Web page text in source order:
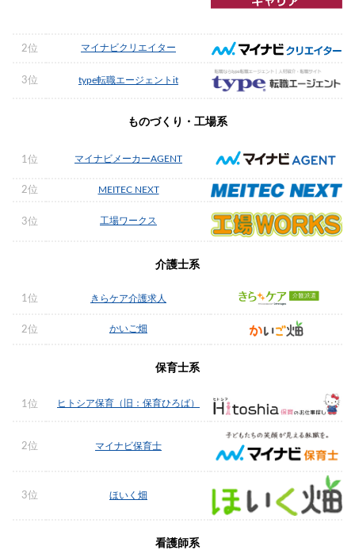
2位 マイナビクリエイター
3位 type転職エージェントit
ものづくり・工場系
1位 マイナビメーカーAGENT
2位 MEITEC NEXT
3位 工場ワークス
介護士系
1位 きらケア介護求人
2位 かいご畑
保育士系
1位 ヒトシア保育（旧：保育ひろば）
2位 マイナビ保育士
3位 ほいく畑
看護師系